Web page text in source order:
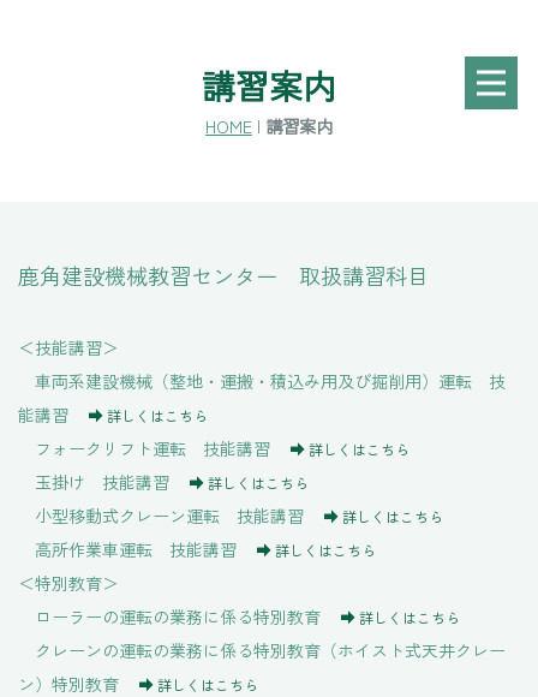
講習案内
HOME | 講習案内
鹿角建設機械教習センター 取扱講習科目
＜技能講習＞
車両系建設機械（整地・運搬・積込み用及び掘削用）運転 技
能講習
詳しくはこちら
フォークリフト運転 技能講習 詳しくはこちら
玉掛け 技能講習 詳しくはこちら
小型移動式クレーン運転 技能講習 詳しくはこちら
高所作業車運転 技能講習 詳しくはこちら
＜特別教育＞
ローラーの運転の業務に係る特別教育
詳しくはこちら
クレーンの運転の業務に係る特別教育（ホイスト式天井クレー
ン）特別教育
詳しくはこちら